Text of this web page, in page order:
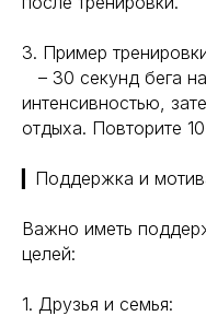
3. Пример
– 30 секунд бега
интенсивностью,
отдыха. Повторите
▎Поддержка и
Важно иметь
целей:
1. Друзья и семья:
Навигация
О компании